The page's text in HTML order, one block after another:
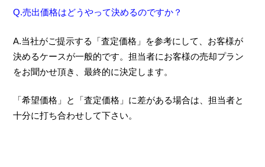
Q.売出価格はどうやって決めるのですか？
A.当社がご提示する「査定価格」を参考にして、お客様が
決めるケースが一般的です。担当者にお客様の売却プラン
をお聞かせ頂き、最終的に決定します。
「希望価格」と「査定価格」に差がある場合は、担当者と
十分に打ち合わせして下さい。